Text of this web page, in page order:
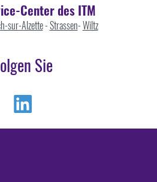
Center des ITM
sur-Alzette-Strassen-Wiltz
Sie